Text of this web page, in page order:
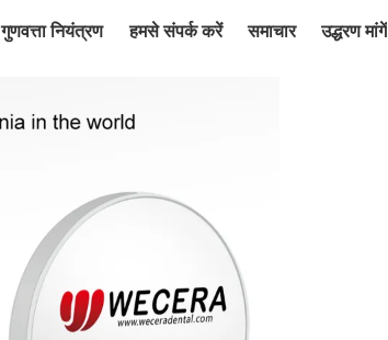
गुणवत्ता नियंत्रण हमसे संपर्क करें समाचार उद्धरण मांगें